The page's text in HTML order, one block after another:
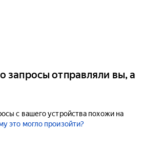
запросы отправляли вы, а
с вашего устройства похожи на
это могло произойти?